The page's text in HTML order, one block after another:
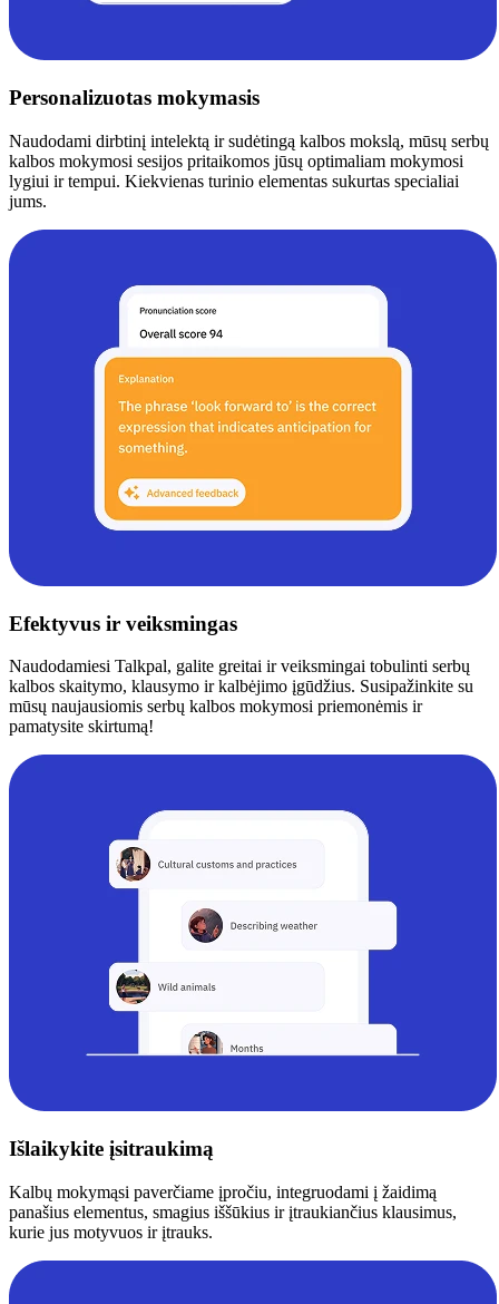
Personalizuotas mokymasis
Naudodami dirbtinį intelektą ir sudėtingą kalbos mokslą, mūsų serbų
kalbos mokymosi sesijos pritaikomos jūsų optimaliam mokymosi
lygiui ir tempui. Kiekvienas turinio elementas sukurtas specialiai
jums.
Efektyvus ir veiksmingas
Naudodamiesi Talkpal, galite greitai ir veiksmingai tobulinti serbų
kalbos skaitymo, klausymo ir kalbėjimo įgūdžius. Susipažinkite su
mūsų naujausiomis serbų kalbos mokymosi priemonėmis ir
pamatysite skirtumą!
Išlaikykite įsitraukimą
Kalbų mokymąsi paverčiame įpročiu, integruodami į žaidimą
panašius elementus, smagius iššūkius ir įtraukiančius klausimus,
kurie jus motyvuos ir įtrauks.